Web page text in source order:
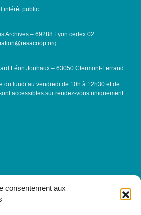
consentement aux
public
Archives – 69288 Lyon cedex 02
Léon Jouhaux – 63050 Clermont-Ferrand
du lundi au vendredi de 10h à 12h30 et de
accessibles sur rendez-vous uniquement.